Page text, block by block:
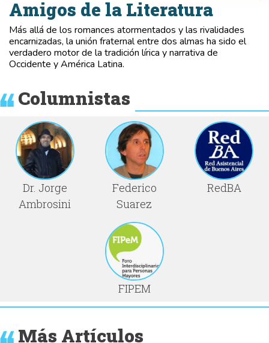
Amigos de la Literatura
Más allá de los romances atormentados y las rivalidades
encarnizadas, la unión fraternal entre dos almas ha sido el
verdadero motor de la tradición lírica y narrativa de
Occidente y América Latina.
Columnistas
Dr. Jorge
Ambrosini
Federico
Suarez
RedBA
FIPEM
Más Artículos